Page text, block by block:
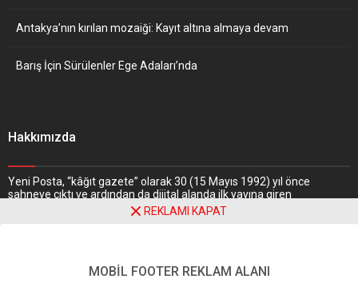
Antakya’nın kırılan mozaiği: Kayıt altına almaya devam
Barış İçin Sürülenler Ege Adaları’nda
Hakkımızda
Yeni Posta, “kâğıt gazete” olarak 30 (15 Mayıs 1992) yıl önce
sahneye çıktı ve ardından da dijital alanda ilk yayına giren
gazetelerden biri oldu. Nitekim, haber portalı “
adresiyle 1997 yılında web dünyasındaki yerini aldı.
REKLAMI KAPAT
MOBİL FOOTER REKLAM ALANI